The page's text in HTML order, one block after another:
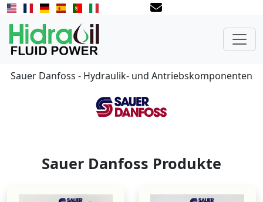
Sauer Danfoss - Hydraulik- und Antriebskomponenten
Sauer Danfoss Produkte